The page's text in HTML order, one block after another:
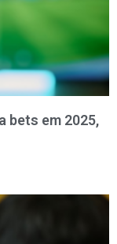
bets em 2025,